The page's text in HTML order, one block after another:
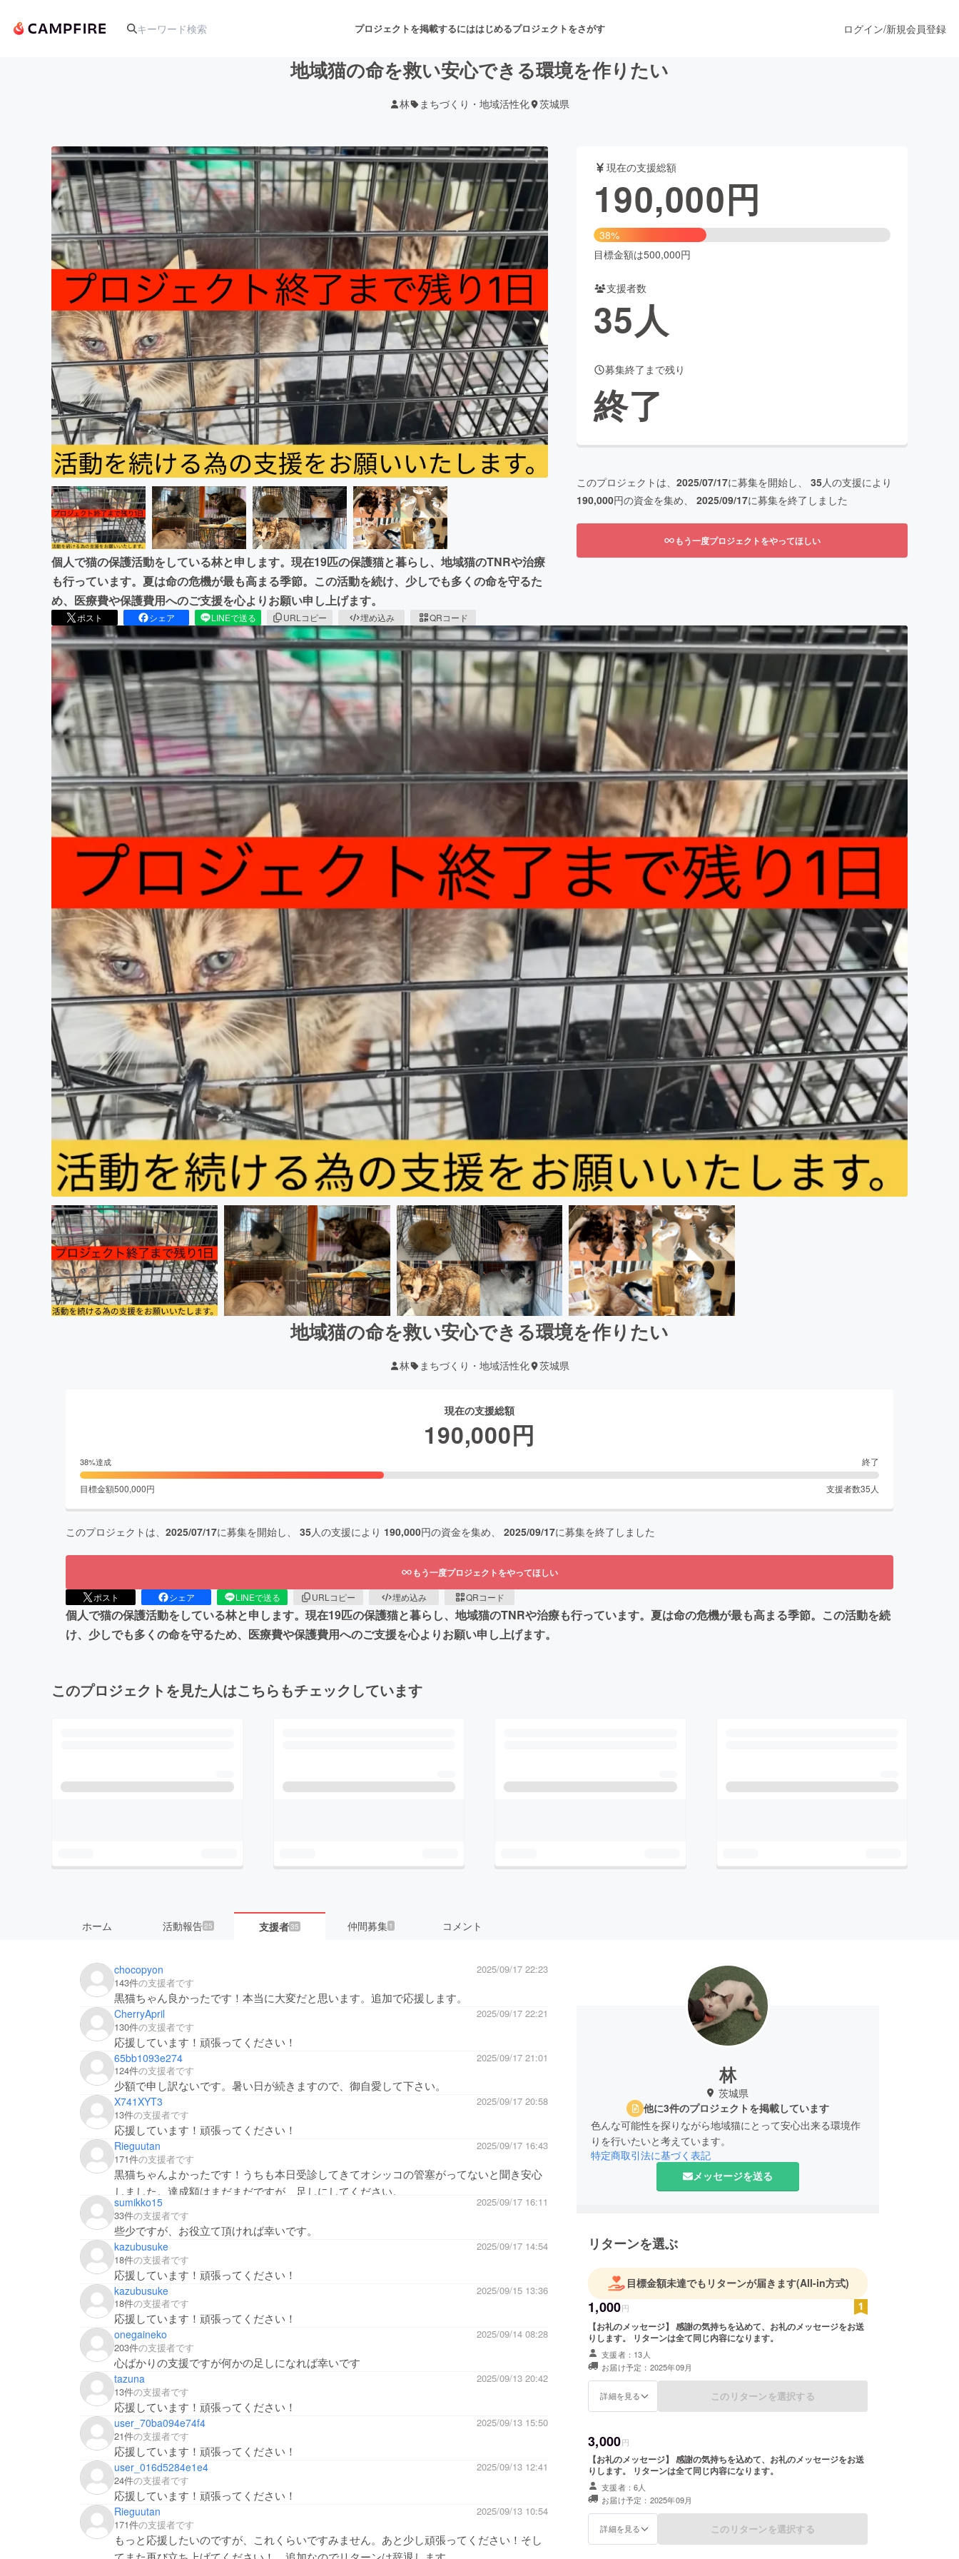
プロジェクトを掲載するにははじめるプロジェクトをさがす
アート・写真 音楽 舞台・パフォーマンス
テクノロジー・ガジェット ゲーム・サービス開発 フード・飲食店 ファッション
映像・映画 書籍・雑誌出版 アニメ・漫画
ビジネス・起業 チャレンジ ビューティー・ヘルスケア
まちづくり・地域活性化
CAMPFIRE for Social GoodCAMPFIRE Creation
CAMPFIREふるさと納税machi-yaコミュニティ
ログイン/新規会員登録
地域猫の命を救い安心できる環境を作りたい
林 まちづくり・地域活性化 茨城県
個人で猫の保護活動をしている林と申します。現在19匹の保護猫と暮らし、地域猫のTNRや治療
も行っています。夏は命の危機が最も高まる季節。この活動を続け、少しでも多くの命を守るた
め、医療費や保護費用へのご支援を心よりお願い申し上げます。
ポスト シェア LINEで送る URLコピー 埋め込み QRコード
現在の支援総額
190,000円
38%
目標金額は500,000円
支援者数
35人
募集終了まで残り
終了
このプロジェクトは、 2025/07/17に募集を開始し、 35人の支援により
190,000円の資金を集め、 2025/09/17に募集を終了しました
もう一度プロジェクトをやってほしい
地域猫の命を救い安心できる環境を作りたい
林 まちづくり・地域活性化 茨城県
現在の支援総額
190,000円
38%達成 終了
目標金額500,000円 支援者数35 人
このプロジェクトは、 2025/07/17に募集を開始し、 35人の支援により 190,000円の資金を集め、 2025/09/17に募集を終了しました
もう一度プロジェクトをやってほしい
ポスト シェア LINEで送る URLコピー 埋め込み QRコード
個人で猫の保護活動をしている林と申します。現在19匹の保護猫と暮らし、地域猫のTNRや治療も行っています。夏は命の危機が最も高まる季節。この活動を続
け、少しでも多くの命を守るため、医療費や保護費用へのご支援を心よりお願い申し上げます。
このプロジェクトを見た人はこちらもチェックしています
ホーム 活動報告25 支援者35 仲間募集 1 コメント
chocopyon
2025/09/17 22:23
143件の支援者です
黒猫ちゃん良かったです！本当に大変だと思います。追加で応援します。
CherryApril
2025/09/17 22:21
130件の支援者です
応援しています！頑張ってください！
65bb1093e274
2025/09/17 21:01
124件の支援者です
少額で申し訳ないです。暑い日が続きますので、御自愛して下さい。
X741XYT3
2025/09/17 20:58
13件の支援者です
応援しています！頑張ってください！
Rieguutan
2025/09/17 16:43
171件の支援者です
黒猫ちゃんよかったです！うちも本日受診してきてオシッコの管塞がってないと聞き安心
しました。達成額はまだまだですが、足しにしてください。
sumikko15
2025/09/17 16:11
33件の支援者です
些少ですが、お役立て頂ければ幸いです。
kazubusuke
2025/09/17 14:54
18件の支援者です
応援しています！頑張ってください！
kazubusuke
2025/09/15 13:36
18件の支援者です
応援しています！頑張ってください！
onegaineko
2025/09/14 08:28
203件の支援者です
心ばかりの支援ですが何かの足しになれば幸いです
tazuna
2025/09/13 20:42
13件の支援者です
応援しています！頑張ってください！
user_70ba094e74f4
2025/09/13 15:50
21件の支援者です
応援しています！頑張ってください！
user_016d5284e1e4
2025/09/13 12:41
24件の支援者です
応援しています！頑張ってください！
Rieguutan
2025/09/13 10:54
171件の支援者です
もっと応援したいのですが、これくらいですみません。あと少し頑張ってください！そし
林
茨城県
他に3件のプロジェクトを掲載しています
色んな可能性を探りながら地域猫にとって安心出来る環境作
特定商取引法に基づく表記
メッセージを送る
リターンを選ぶ
目標金額未達でもリターンが届きます(All-in方式)
1,000円
【お礼のメッセージ】 感謝の気持ちを込めて、お礼のメッセージをお送
りします。 リターンは全て同じ内容になります。
支援者：13人
お届け予定：2025年09月
詳細を見る このリターンを選択する
3,000円
【お礼のメッセージ】 感謝の気持ちを込めて、お礼のメッセージをお送
りします。 リターンは全て同じ内容になります。
支援者：6人
お届け予定：2025年09月
詳細を見る このリターンを選択する